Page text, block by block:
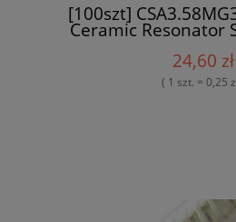
[100szt]
Ceramic Resonator
24,60 zł
( 1 szt. = 0,25